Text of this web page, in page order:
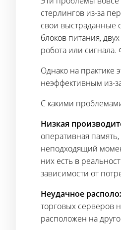
стерлингов из-за
свои выстраданные
блоков питания,
робота или
Однако на практике
неэффективным из-
С какими
Низкая
оперативная
неподходящий
них есть в
зависимости от
Неудачное
торговых серверов
расположен на